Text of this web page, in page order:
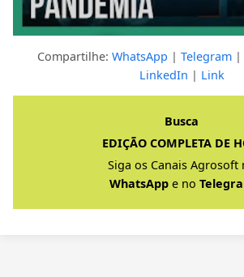
Clique para ver a resposta completa
Compartilhe: WhatsApp | Telegram|
LinkedIn | Link
Busca
EDIÇÃO COMPLETA DE
Siga os Canais Agrosoft
WhatsAppe no